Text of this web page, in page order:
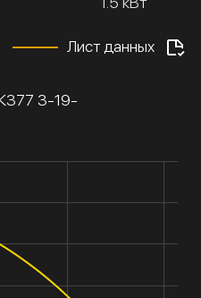
Лист данных
3-19-